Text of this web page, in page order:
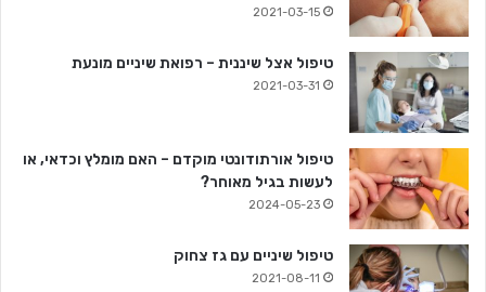
2021-03-15
טיפול אצל שיננית – רפואת שיניים מונעת
2021-03-31
טיפול אורתודונטי מוקדם – האם מומלץ וכדאי, או
לעשות בגיל מאוחר?
2024-05-23
טיפול שיניים עם גז צחוק
2021-08-11